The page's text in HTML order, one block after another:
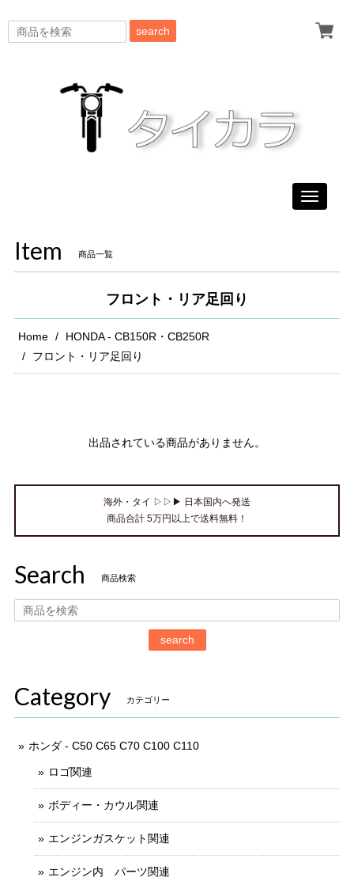
search
Toggle
Item 商品一覧
フロント・リア足回り
Home
HONDA - CB150R・CB250R
フロント・リア足回り
出品されている商品がありません。
海外・タイ ▷▷▶ 日本国内へ発送
商品合計 5万円以上で送料無料！
Search 商品検索
search
Category カテゴリー
ホンダ - C50 C65 C70 C100 C110
ロゴ関連
ボディー・カウル関連
エンジンガスケット関連
エンジン内 パーツ関連